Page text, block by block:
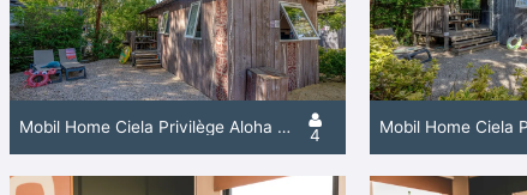
Mobil Home Ciela Privilège Aloha - 2 Chambres - Lave-Vaisselle, Plancha 4